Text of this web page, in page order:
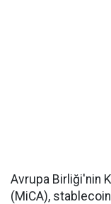
Avrupa Birliği'nin
(MiCA),